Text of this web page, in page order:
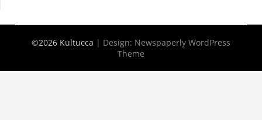
©2026 Kultucca | Design: Newspaperly WordPress
Theme